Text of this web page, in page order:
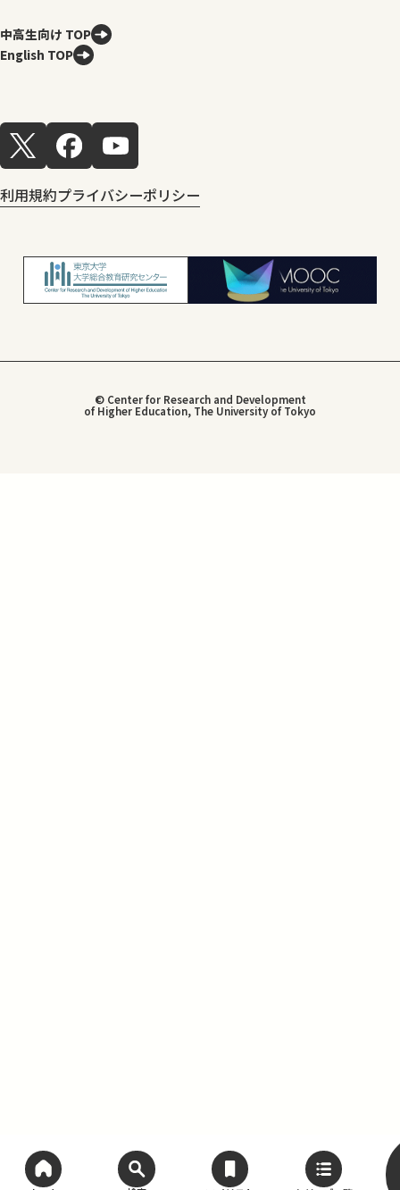
中高生向け TOP
English TOP
利用規約プライバシーポリシー
© Center for Research and Development
of Higher Education, The University of Tokyo